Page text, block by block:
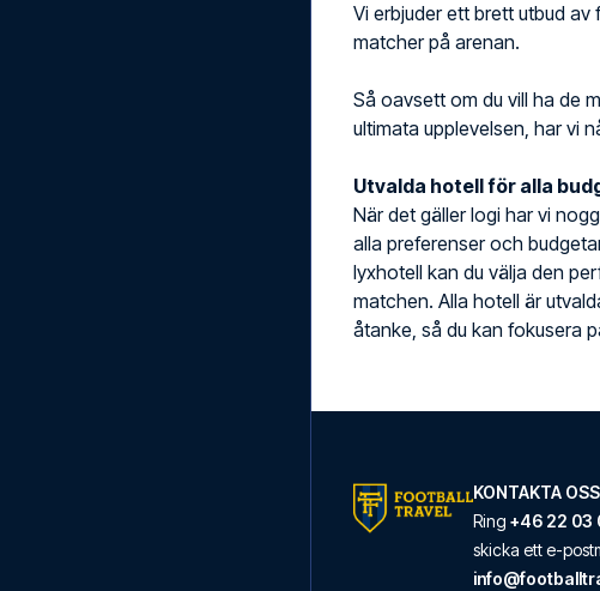
Vi erbjuder ett brett utbud
matcher på arenan.
Så oavsett om du vill ha de
ultimata upplevelsen, har vi
Utvalda hotell för alla
När det gäller logi har vi
alla preferenser och
lyxhotell kan du välja den
matchen. Alla hotell är
åtanke, så du kan fokusera
KONTAKTA OSS
Ring +46 22 03
skicka ett e-